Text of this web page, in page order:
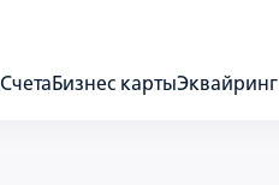
СчетаБизнес картыЭквайринг